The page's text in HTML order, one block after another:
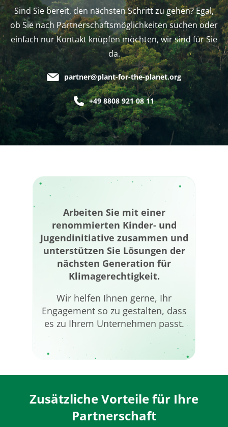
Sind Sie bereit, den nächsten Schritt zu gehen? Egal,
ob Sie nach Partnerschaftsmöglichkeiten suchen oder
einfach nur Kontakt knüpfen möchten, wir sind für Sie
da.
partner@plant-for-the-planet.org
+49 8808 921 08 11
Arbeiten Sie mit einer
renommierten Kinder- und
Jugendinitiative zusammen und
unterstützen Sie Lösungen der
nächsten Generation für
Klimagerechtigkeit.
Wir helfen Ihnen gerne, Ihr
Engagement so zu gestalten, dass
es zu Ihrem Unternehmen passt.
Zusätzliche Vorteile für Ihre
Partnerschaft